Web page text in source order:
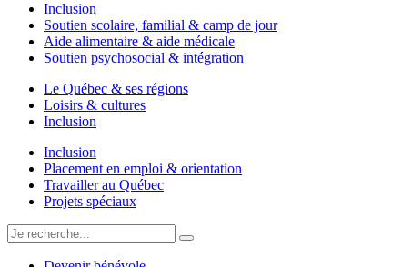
Inclusion
Soutien scolaire, familial & camp de jour
Aide alimentaire & aide médicale
Soutien psychosocial & intégration
Le Québec & ses régions
Loisirs & cultures
Inclusion
Inclusion
Placement en emploi & orientation
Travailler au Québec
Projets spéciaux